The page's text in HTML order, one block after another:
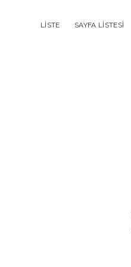
LISTE SAYFA LISTESI